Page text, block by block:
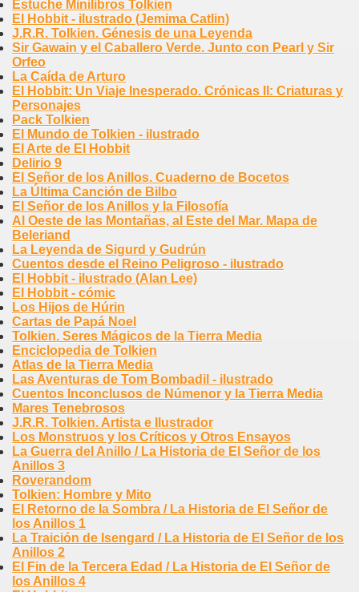
Estuche Minilibros Tolkien
El Hobbit - ilustrado (Jemima Catlin)
J.R.R. Tolkien. Génesis de una Leyenda
Sir Gawain y el Caballero Verde. Junto con Pearl y Sir
Orfeo
La Caída de Arturo
El Hobbit: Un Viaje Inesperado. Crónicas II: Criaturas y
Personajes
Pack Tolkien
El Mundo de Tolkien - ilustrado
El Arte de El Hobbit
Delirio 9
El Señor de los Anillos. Cuaderno de Bocetos
La Última Canción de Bilbo
El Señor de los Anillos y la Filosofía
Al Oeste de las Montañas, al Este del Mar. Mapa de
Beleriand
La Leyenda de Sigurd y Gudrún
Cuentos desde el Reino Peligroso - ilustrado
El Hobbit - ilustrado (Alan Lee)
El Hobbit - cómic
Los Hijos de Húrin
Cartas de Papá Noel
Tolkien. Seres Mágicos de la Tierra Media
Enciclopedia de Tolkien
Atlas de la Tierra Media
Las Aventuras de Tom Bombadil - ilustrado
Cuentos Inconclusos de Númenor y la Tierra Media
Mares Tenebrosos
J.R.R. Tolkien. Artista e Ilustrador
Los Monstruos y los Críticos y Otros Ensayos
La Guerra del Anillo / La Historia de El Señor de los
Anillos 3
Roverandom
Tolkien: Hombre y Mito
El Retorno de la Sombra / La Historia de El Señor de
los Anillos 1
La Traición de Isengard / La Historia de El Señor de los
Anillos 2
El Fin de la Tercera Edad / La Historia de El Señor de
los Anillos 4